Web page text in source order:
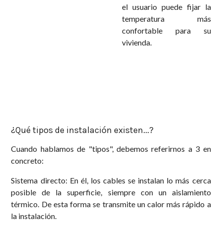
el usuario puede fijar la
temperatura más
confortable para su
vivienda
¿Qué tipos de instalación existen...?
Cuando hablamos de "tipos", debemos referirnos a 3 en
concreto:
Sistema directo: En él, los cables se instalan lo más cerca
posible de la superficie, siempre con un aislamiento
térmico. De esta forma se transmite un calor más rápido a
la instalación.